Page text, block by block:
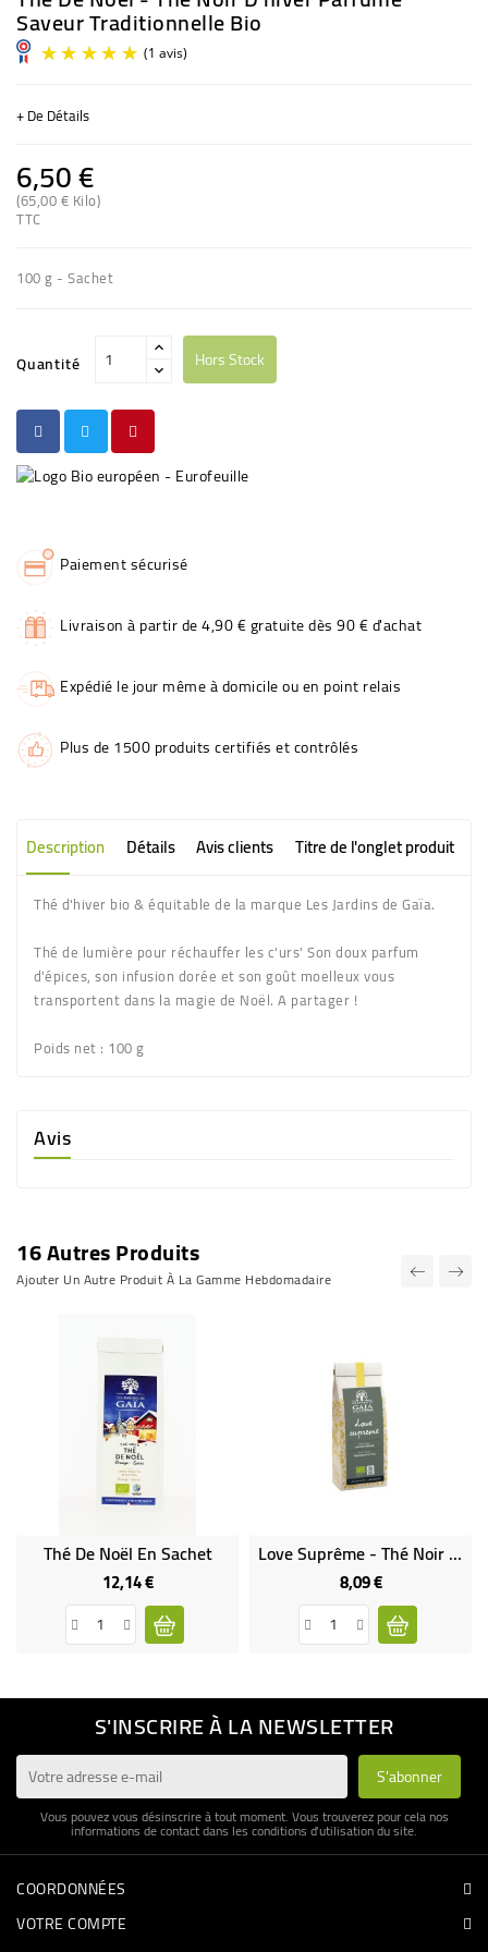
Saveur Traditionnelle Bio
+ De Détails
6,50 €
(65,00 € Kilo)
TTC
100 g - Sachet
Quantité Hors Stock
Paiement sécurisé
Livraison à partir de 4,90 € gratuite dès 90 € d'achat
Expédié le jour même à domicile ou en point relais
Plus de 1500 produits certifiés et contrôlés
Description Détails Avis clients Titre de l'onglet produit
Thé d'hiver bio & équitable de la marque Les Jardins de Gaïa.
Thé de lumière pour réchauffer les c'urs' Son doux parfum
d'épices, son infusion dorée et son goût moelleux vous
transportent dans la magie de Noël. A partager !
Poids net : 100 g
Avis
16 Autres Produits
Ajouter Un Autre Produit À La Gamme Hebdomadaire
Thé De Noël En Sachet
12,14 €Prix
Love Suprême - Thé Noir Parfumé Épices Fleurs Bio & Équitable
8,09 €Prix
S'INSCRIRE À LA NEWSLETTER
Vous pouvez vous désinscrire à tout moment. Vous trouverez pour cela nos
informations de contact dans les conditions d'utilisation du site.
COORDONNÉES
VOTRE COMPTE